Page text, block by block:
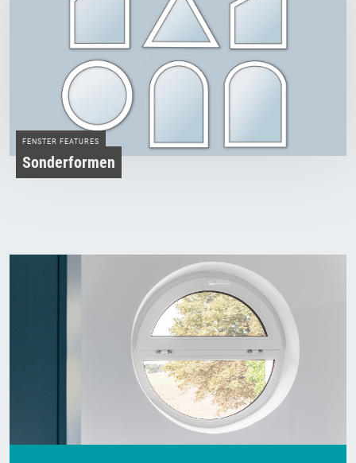
FENSTER FEATURES
Sonderformen